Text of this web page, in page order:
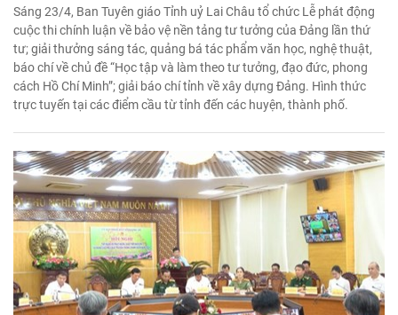
Sáng 23/4, Ban Tuyên giáo Tỉnh uỷ Lai Châu tổ chức Lễ phát động
cuộc thi chính luận về bảo vệ nền tảng tư tưởng của Đảng lần thứ
tư; giải thưởng sáng tác, quảng bá tác phẩm văn học, nghệ thuật,
báo chí về chủ đề “Học tập và làm theo tư tưởng, đạo đức, phong
cách Hồ Chí Minh”; giải báo chí tỉnh về xây dựng Đảng. Hình thức
trực tuyến tại các điểm cầu từ tỉnh đến các huyện, thành phố.